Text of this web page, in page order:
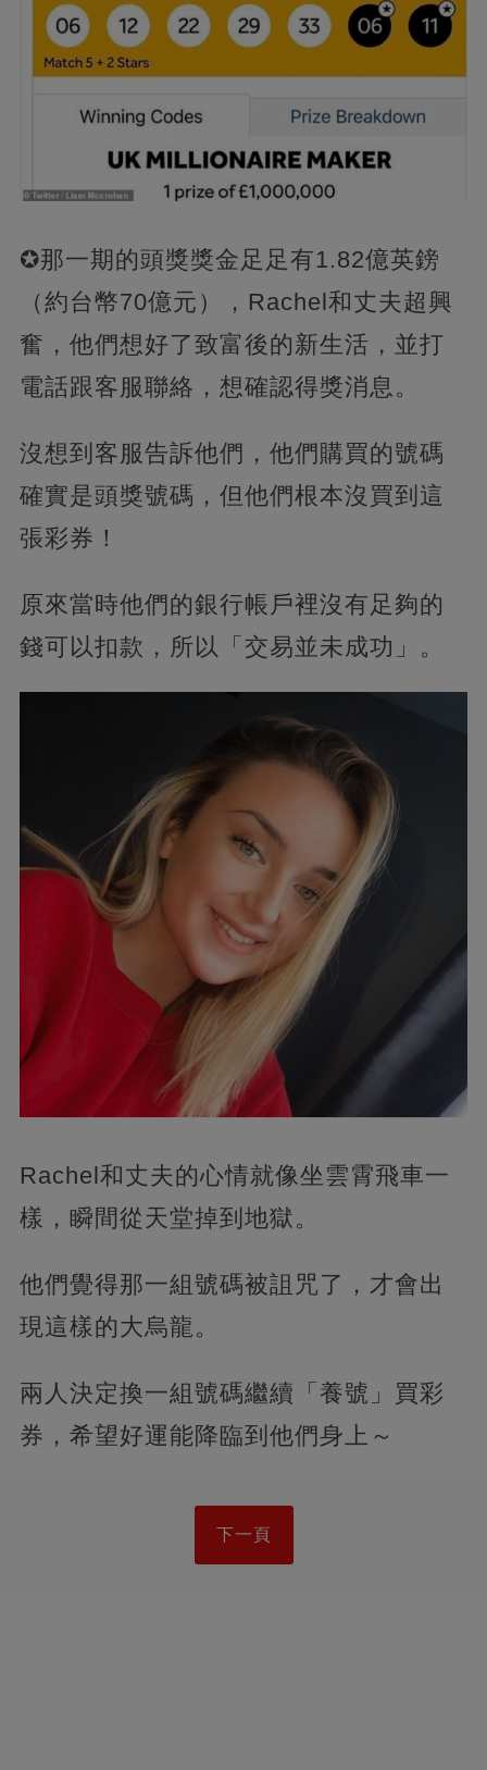
✪那一期的頭獎獎金足足有1.82億英鎊
（約台幣70億元），Rachel和丈夫超興
奮，他們想好了致富後的新生活，並打
電話跟客服聯絡，想確認得獎消息。
沒想到客服告訴他們，他們購買的號碼
確實是頭獎號碼，但他們根本沒買到這
張彩券！
原來當時他們的銀行帳戶裡沒有足夠的
錢可以扣款，所以「交易並未成功」。
Rachel和丈夫的心情就像坐雲霄飛車一
樣，瞬間從天堂掉到地獄。
他們覺得那一組號碼被詛咒了，才會出
現這樣的大烏龍。
兩人決定換一組號碼繼續「養號」買彩
券，希望好運能降臨到他們身上～
下一頁